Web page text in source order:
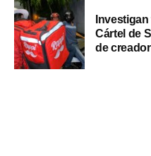
Cártel de
de